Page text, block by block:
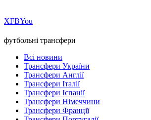
ХFBYou
футбольні трансфери
Всі новини
Трансфери України
Трансфери Англії
Трансфери Італії
Трансфери Іспанії
Трансфери Німеччини
Трансфери Франції